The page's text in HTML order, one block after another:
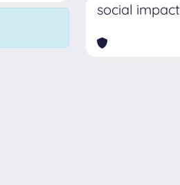
social impact